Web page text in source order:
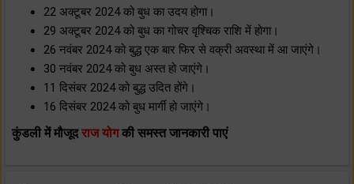
22 अक्टूबर 2024 को बुध का उदय होगा।
29 अक्टूबर 2024 को बुध का गोचर वृश्चिक राशि में होगा।
26 नवंबर 2024 को बुद्ध एक बार फिर से वक्री अवस्था में आ जाएंगे।
30 नवंबर 2024 को बुध अस्त हो जाएंगे।
11 दिसंबर 2024 को बुद्ध उदित होंगे।
16 दिसंबर 2024 को बुध मार्गी हो जाएंगे।
कुंडली में मौजूदराज योगकी समस्त जानकारी पाएं